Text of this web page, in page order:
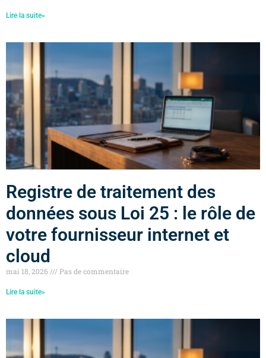
Lire la suite»
Registre de traitement des
données sous Loi 25 : le rôle de
votre fournisseur internet et
cloud
mai 18, 2026 Pas de commentaire
Lire la suite»